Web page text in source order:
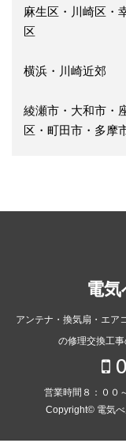
麻生区・川崎区・
区
横浜・川崎近郊
綾瀬市・大和市・
区・町田市・多摩
電
アンテナ・換気扇・エア
の修理交換工
営業時間８：００
Copyright© 電気